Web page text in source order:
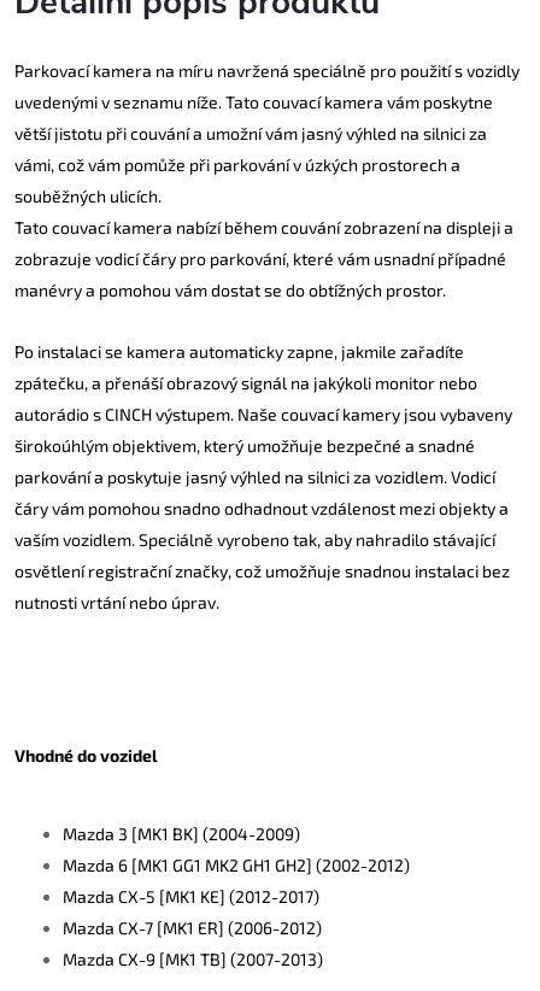
Parkovací kamera na míru navržená speciálně pro použití s vozidly
uvedenými v seznamu níže. Tato couvací kamera vám poskytne
větší jistotu při couvání a umožní vám jasný výhled na silnici za
vámi, což vám pomůže při parkování v úzkých prostorech a
souběžných ulicích.
Tato couvací kamera nabízí během couvání zobrazení na displeji a
zobrazuje vodicí čáry pro parkování, které vám usnadní případné
manévry a pomohou vám dostat se do obtížných prostor.
Po instalaci se kamera automaticky zapne, jakmile zařadíte
zpátečku, a přenáší obrazový signál na jakýkoli monitor nebo
autorádio s CINCH výstupem. Naše couvací kamery jsou vybaveny
širokoúhlým objektivem, který umožňuje bezpečné a snadné
parkování a poskytuje jasný výhled na silnici za vozidlem. Vodicí
čáry vám pomohou snadno odhadnout vzdálenost mezi objekty a
vaším vozidlem. Speciálně vyrobeno tak, aby nahradilo stávající
osvětlení registrační značky, což umožňuje snadnou instalaci bez
nutnosti vrtání nebo úprav.
Vhodné do vozidel
Mazda 3 [MK1 BK] (2004-2009)
​Mazda 6 [MK1 GG1 MK2 GH1 GH2] (2002-2012)
Mazda CX-5 [MK1 KE] (2012-2017)
Mazda CX-7 [MK1 ER] (2006-2012)
Mazda CX-9 [MK1 TB] (2007-2013)